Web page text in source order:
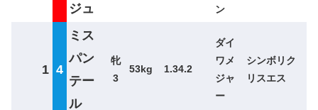
ジュ
ン
1 4
ミス
パン
テー
ル
牝
3
53kg 1.34.2
ダイ
ワメ
ジャ
ー
シンボリク
リスエス